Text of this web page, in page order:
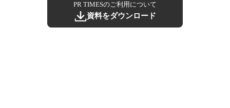
PR TIMESのご利用について
資料をダウンロード